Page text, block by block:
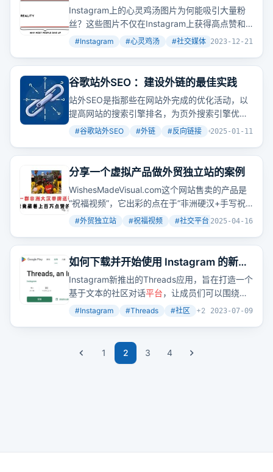
心灵鸡汤账号，顺便请大家喝一些鸡汤
Instagram上的心灵鸡汤图片为何能吸引大量粉
丝？这些图片不仅在Instagram上获得高点赞和
回复，还启示我们产品内容的重复利用和社交 媒
性。
#Instagram #心灵鸡汤 #社交媒体 +2
2023-12-21
谷歌站外SEO ：建设外链的最佳实践
站外SEO是指那些在网站外完成的优化活动，以
提高网站的搜索引擎排名，为页外搜索引擎优化
建立反向链接、鼓励品牌搜索以及增加社交 媒体
你投信任票，当你获得越多的反向链接，意味着
你的内容受到越多人的信任，网站排名自然将受
到积极影响。
#谷歌站外SEO #外链 #反向链接 +5
2025-01-11
分享一个虚拟产品做外贸独立站的案例
WishesMadeVisual.com这个网站售卖的产品是
“祝福视频”，它出彩的点在于“非洲硬汉+手写祝
福牌”这个极具视觉冲击力和传播性的创意包装。
间设置得很聪明，还做了产品延伸，强化了可定
制化体验和复购率。网站的TikTok账号拥有54.9
万粉丝、2100万点赞，已经可以稳定带货。网站
有在Google和TikTok上做广告投放，但广告并不
是主要的获客手段，核心还是靠自然内容刷屏
社交口碑传播。这种商业模式本质上是内容包
源”、不介意做重复单一操作的人。
#外贸独立站 #祝福视频 #社交平台 +4
2025-04-16
如何下载并开始使用 Instagram 的新应
用 Threads
Instagram新推出的Threads应用，旨在打造一个
基于文本的社区对话平台，让成员们可以围绕各
种话题展开讨论。想知道如何下载并开始使用这
#Instagram #Threads #社区 +2 2023-07-09
1 2 3 4